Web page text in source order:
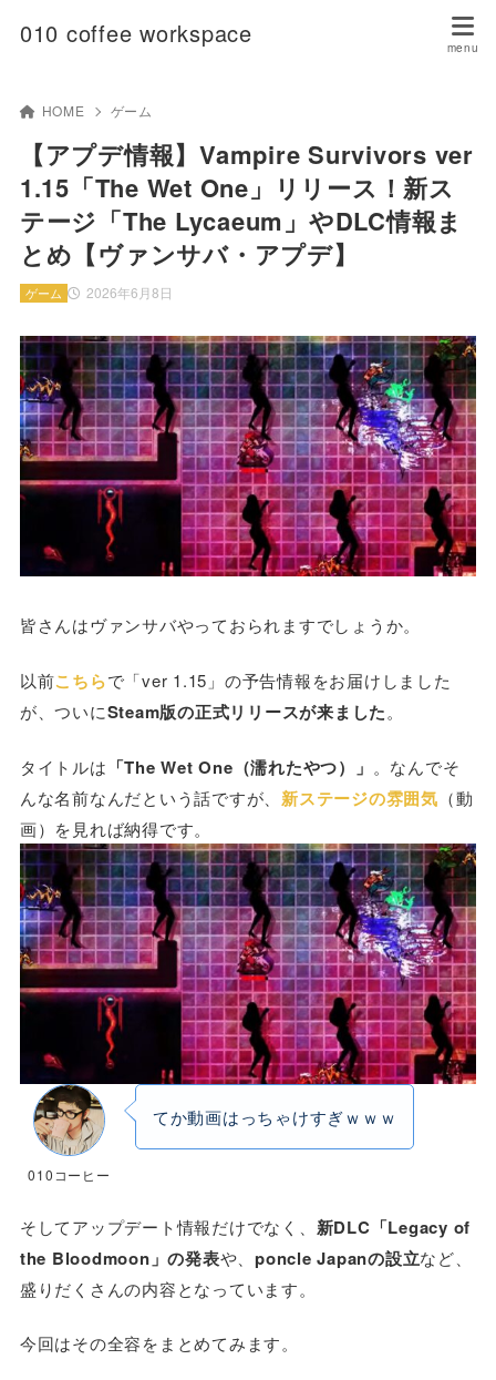
010 coffee workspace
HOME ゲーム
【アプデ情報】Vampire Survivors ver
1.15「The Wet One」リリース！新ス
テージ「The Lycaeum」やDLC情報ま
とめ【ヴァンサバ・アプデ】
2026年6月8日
ゲーム
皆さんはヴァンサバやっておられますでしょうか。
以前こちらで「ver 1.15」の予告情報をお届けしました
が、ついにSteam版の正式リリースが来ました。
タイトルは 「The Wet One（濡れたやつ）」 。なんでそ
んな名前なんだという話ですが、 新ステージの雰囲気 （動
画）を見れば納得です。
010コーヒー
てか動画はっちゃけすぎｗｗｗ
そしてアップデート情報だけでなく、 新DLC「Legacy of
the Bloodmoon」の発表や、poncle Japanの設立など、
盛りだくさんの内容となっています。
今回はその全容をまとめてみます。